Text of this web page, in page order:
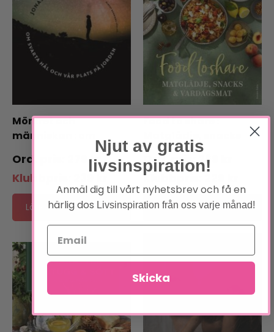
Mörkret och
människan : om
svarta hål och vår
plats på jorden
279kr
Klubbpris:
Lägg till i varukorg
Food to share :
och vardagsmat
269
Klubbpris:
Lägg till i varukorg
Njut av gratis
livsinspiration!
Anmäl dig till vårt nyhetsbrev och få en
härlig dos Livsinspiration från oss varje månad!
Skicka